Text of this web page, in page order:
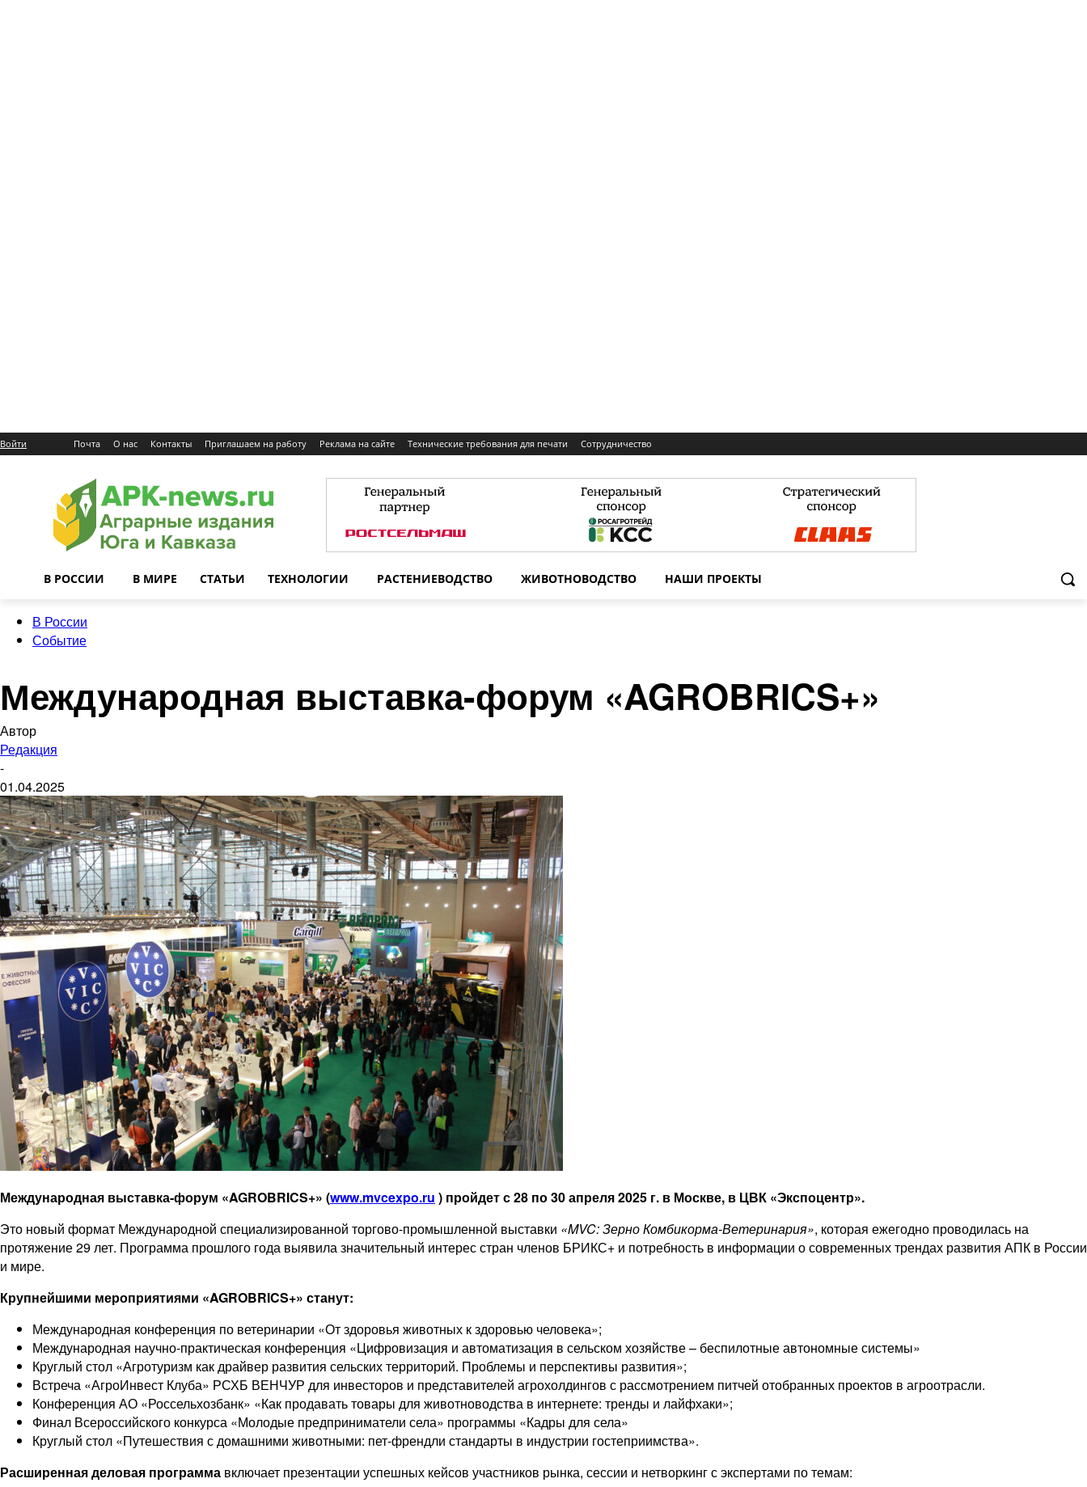
Войти Почта О нас Контакты Приглашаем на работу Реклама на сайте Технические требования для печати Сотрудничество
В РОССИИ В МИРЕ СТАТЬИ ТЕХНОЛОГИИ РАСТЕНИЕВОДСТВО ЖИВОТНОВОДСТВО НАШИ ПРОЕКТЫ
В России
Событие
Международная выставка-форум «AGROBRICS+»
Автор
Редакция
-
01.04.2025
Международная выставка-форум «AGROBRICS+» (www.mvcexpo.ru ) пройдет с 28 по 30 апреля 2025 г. в Москве, в ЦВК «Экспоцентр».
Это новый формат Международной специализированной торгово-промышленной выставки «MVC: Зерно Комбикорма-Ветеринария», которая ежегодно проводилась на
протяжение 29 лет. Программа прошлого года выявила значительный интерес стран членов БРИКС+ и потребность в информации о современных трендах развития АПК в России
и мире.
Крупнейшими мероприятиями «AGROBRICS+» станут:
Международная конференция по ветеринарии «От здоровья животных к здоровью человека»;
Международная научно-практическая конференция «Цифровизация и автоматизация в сельском хозяйстве – беспилотные автономные системы»
Круглый стол «Агротуризм как драйвер развития сельских территорий. Проблемы и перспективы развития»;
Встреча «АгроИнвест Клуба» РСХБ ВЕНЧУР для инвесторов и представителей агрохолдингов с рассмотрением питчей отобранных проектов в агроотрасли.
Конференция АО «Россельхозбанк» «Как продавать товары для животноводства в интернете: тренды и лайфхаки»;
Финал Всероссийского конкурса «Молодые предприниматели села» программы «Кадры для села»
Круглый стол «Путешествия с домашними животными: пет-френдли стандарты в индустрии гостеприимства».
Расширеннаяделовая программа включает презентации успешных кейсов участников рынка, сессии и нетворкинг с экспертами по темам: